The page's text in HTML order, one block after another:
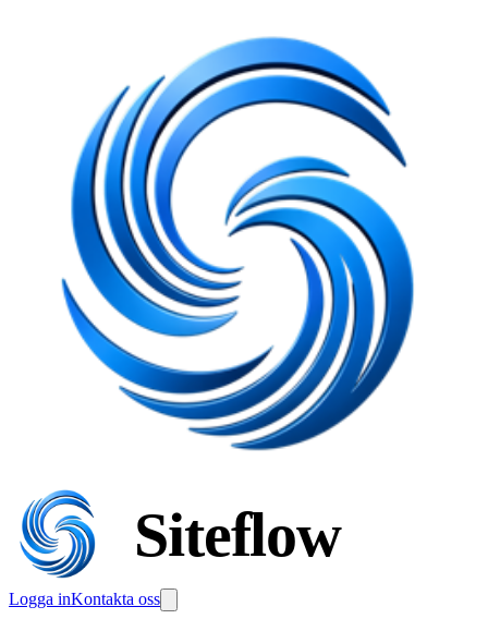
Siteflow
Logga inKontakta oss